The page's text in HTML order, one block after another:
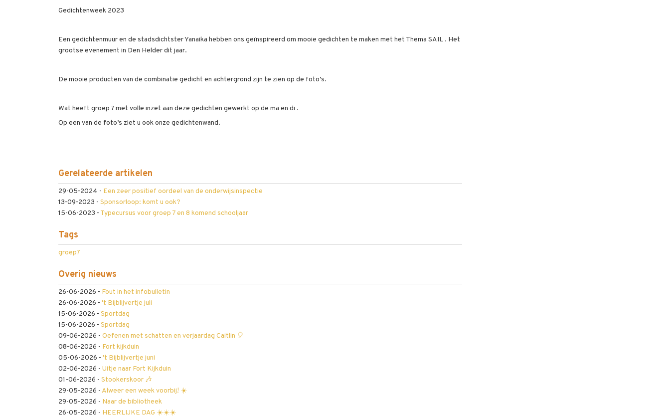
Gedichtenweek 2023
Een gedichtenmuur en de stadsdichtster Yanaika hebben ons geïnspireerd om mooie gedichten te maken met het Thema SAIL . Het
grootse evenement in Den Helder dit jaar.
De mooie producten van de combinatie gedicht en achtergrond zijn te zien op de foto’s.
Wat heeft groep 7 met volle inzet aan deze gedichten gewerkt op de ma en di .
Op een van de foto’s ziet u ook onze gedichtenwand.
Gerelateerde artikelen
29-05-2024 - Een zeer positief oordeel van de onderwijsinspectie
13-09-2023 - Sponsorloop: komt u ook?
15-06-2023 - Typecursus voor groep 7 en 8 komend schooljaar
Tags
groep7
Overig nieuws
26-06-2026 - Fout in het infobulletin
26-06-2026 - 't Bijblijvertje juli
15-06-2026 - Sportdag
15-06-2026 - Sportdag
09-06-2026 - Oefenen met schatten en verjaardag Caitlin 🎈
08-06-2026 - Fort kijkduin
05-06-2026 - 't Bijblijvertje juni
02-06-2026 - Uitje naar Fort Kijkduin
01-06-2026 - Stookerskoor 🎶
29-05-2026 - Alweer een week voorbij! ☀️
29-05-2026 - Naar de bibliotheek
26-05-2026 - HEERLIJKE DAG ☀️☀️☀️